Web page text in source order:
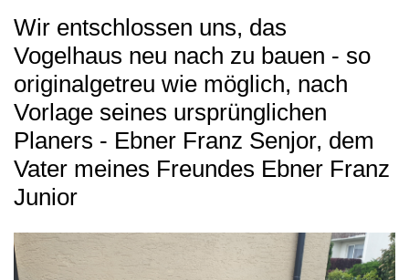
Wir entschlossen uns, das
Vogelhaus neu nach zu bauen - so
originalgetreu wie möglich, nach
Vorlage seines ursprünglichen
Planers - Ebner Franz Senjor, dem
Vater meines Freundes Ebner Franz
Junior